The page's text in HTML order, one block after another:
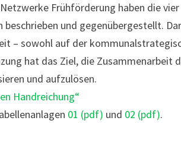
Frühförderung haben die
und gegenübergestellt.
– sowohl auf der
hat das Ziel, die Zusammenarbeit
und aufzulösen.
Handreichung“
01 (pdf) und 02 (pdf).